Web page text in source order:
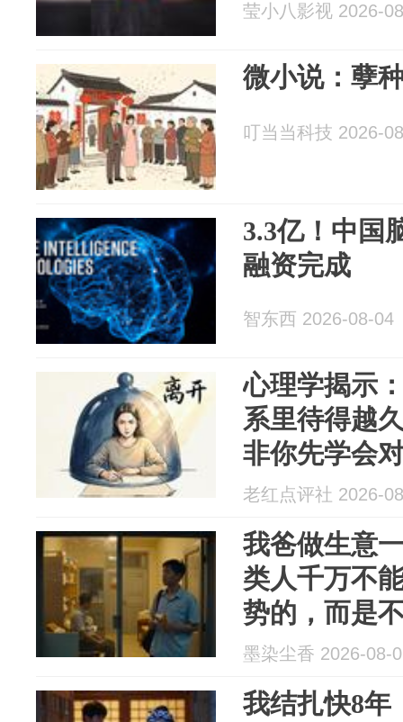
莹小八影视 2026-
微小说：孽
叮当当科技 2026-
3.3亿！中国
融资完成
智东西 2026-08-04
心理学揭示
系里待得越
非你先学会
老红点评社 2026-
我爸做生意
类人千万不
势的，而是
就等于给自
墨染尘香 2026-08-
我结扎快8年